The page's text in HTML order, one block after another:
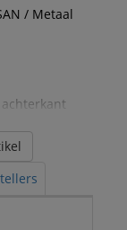
/ Metaal